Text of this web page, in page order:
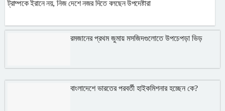
ট্রাম্পকে ইরানে নয়, নিজ দেশে নজর দিতে বলছেন উপদেষ্টারা
রমজানের প্রথম জুমায় মসজিদগুলোতে উপচেপড়া ভিড়
বাংলাদেশে ভারতের পরবর্তী হাইকমিশনার হচ্ছেন কে?